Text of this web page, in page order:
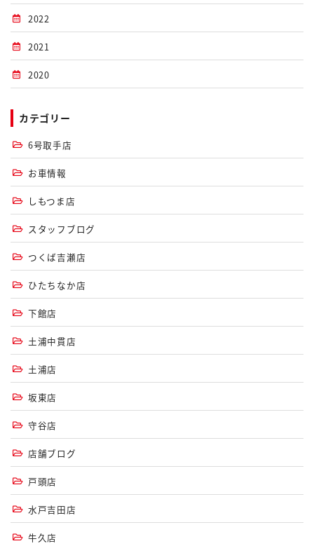
2022
2021
2020
カテゴリー
6号取手店
お車情報
しもつま店
スタッフブログ
つくば吉瀬店
ひたちなか店
下館店
土浦中貫店
土浦店
坂東店
守谷店
店舗ブログ
戸頭店
水戸吉田店
牛久店